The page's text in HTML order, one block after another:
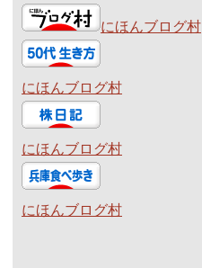
にほんブログ村
にほんブログ村
にほんブログ村
にほんブログ村